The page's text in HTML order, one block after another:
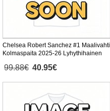
Chelsea Robert Sanchez #1 Maalivahti
Kolmaspaita 2025-26 Lyhythihainen
99.88€ 40.95€